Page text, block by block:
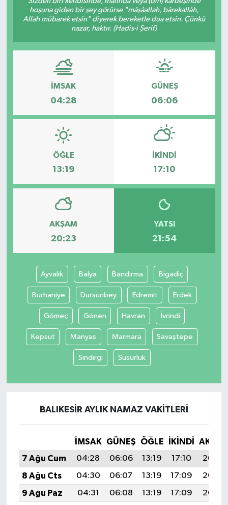
hoşuna giden bir şey görürse "mâşâallah, bârekallâh,
Allah mübarek etsin" diyerek bereketle dua etsin. Çünkü
nazar, haktır. (Hadis-i Şerif)
İMSAK
04:28
GÜNEŞ
06:06
ÖĞLE
13:19
İKINDI
17:10
AKŞAM
20:23
YATSI
21:54
Ayvalık Balya Bandırma Bigadiç
Burhaniye Dursunbey Edremit Erdek
Gömeç Gönen Havran İvrindi
Kepsut Manyas Marmara Savaştepe
Sındırgı Susurluk
BALIKESIR AYLIK NAMAZ VAKITLERI
İMSAK GÜNEŞ ÖĞLE İKINDI
7 Ağu Cum
04:28 06:06 13:19 17:10
20:23
8 Ağu Cts
04:30 06:07 13:19 17:09
20:22
9 Ağu Paz
04:31 06:08 13:19 17:09
20:20
DÜNYA
Dursunbey
Edremit
EĞİTİM
EKONOMİ
Gömeç
Havran
İvrindi
KENT GÜNDEMİ
Kepsut
KÜLTÜR-SANAT
MANŞET
Manyas
OTOMOTİV
Resmi İlanlar